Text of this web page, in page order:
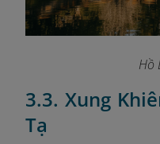
Hồ
3.3. Xung
Tạ